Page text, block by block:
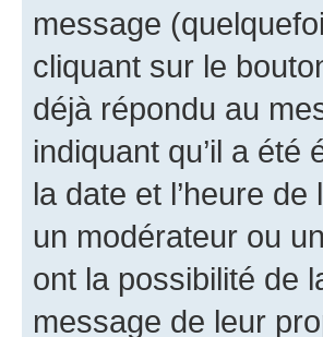
message
cliquant sur le
déjà répondu au
indiquant qu’il a été
la date et l’heure
un modérateur ou
ont la possibilité de
message de leur